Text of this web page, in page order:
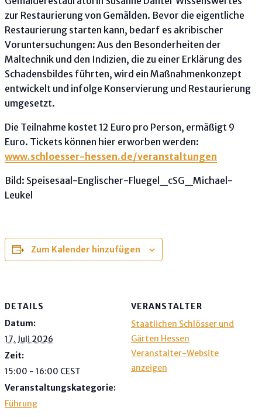
zur Restaurierung von Gemälden. Bevor die eigentliche
Restaurierung starten kann, bedarf es akribischer
Voruntersuchungen: Aus den Besonderheiten der
Maltechnik und den Indizien, die zu einer Erklärung des
Schadensbildes führten, wird ein Maßnahmenkonzept
entwickelt und infolge Konservierung und Restaurierung
umgesetzt.
Die Teilnahme kostet 12 Euro pro Person, ermäßigt 9
Euro. Tickets können hier erworben werden:
www.schloesser-hessen.de/veranstaltungen
Bild: Speisesaal-Englischer-Fluegel_cSG_Michael-
Leukel
Zum Kalender hinzufügen
DETAILS
Datum:
17. Juli 2026
Zeit:
15:00 - 16:00 CEST
Veranstaltungskategorie:
Führung
VERANSTALTER
Staatlichen Schlösser und
Gärten Hessen
Veranstalter-Website
anzeigen